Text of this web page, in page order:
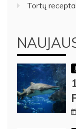
Tortų receptai